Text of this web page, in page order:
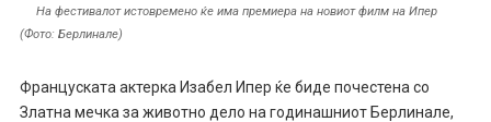
На фестивалот истовремено ќе има премиера на новиот филм на Ипер
(Фото: Берлинале)
Француската актерка Изабел Ипер ќе биде почестена со
Златна мечка за животно дело на годинашниот Берлинале,